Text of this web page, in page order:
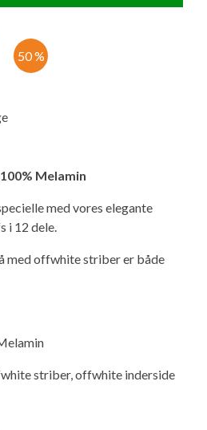
at vide
og vinterfortelte
og sikkerhedsapp
og campingvogn
- webshop
50 %
Melamin
med vores elegante
i 12 dele.
med offwhite striber er både
striber, offwhite inderside